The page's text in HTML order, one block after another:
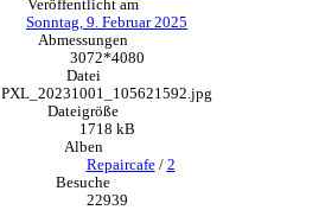
Veröffentlicht am
Sonntag, 9. Februar 2025
Abmessungen
3072*4080
Datei
PXL_20231001_105621592.jpg
Dateigröße
1718 kB
Alben
Repaircafe/ 2
Besuche
22939